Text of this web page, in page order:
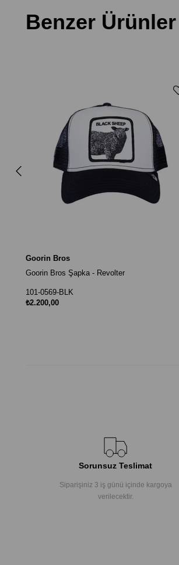
Benzer Ürünler
Goorin Bros
Goorin Bros Şapka - Revolter
101-0569-BLK
₺2.200,00
Sorunsuz Teslimat
Siparişiniz 3 iş günü içinde kargoya
verilecektir.